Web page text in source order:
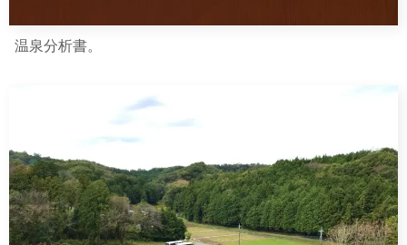
温泉分析書。